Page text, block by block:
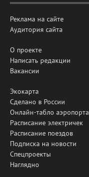
Реклама на сайте
Аудитория сайта
О проекте
Написать редакции
Вакансии
Экокарта
Сделано в России
Онлайн-табло аэропорта
Расписание электричек
Расписание поездов
Подписка на новости
Спецпроекты
Наглядно